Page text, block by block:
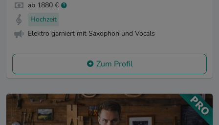
ab 1880 €
Hochzeit
Elektro garniert mit Saxophon und Vocals
Zum Profil